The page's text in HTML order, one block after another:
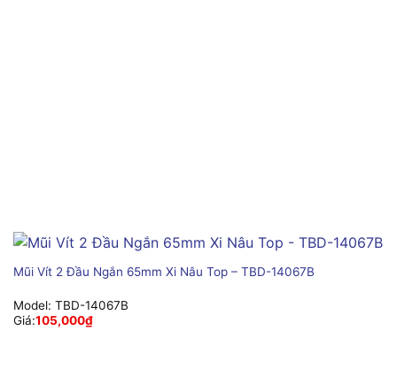
Mũi Vít 2 Đầu Ngắn 65mm Xi Nâu Top – TBD-14067B
Model: TBD-14067B
Giá:105,000₫